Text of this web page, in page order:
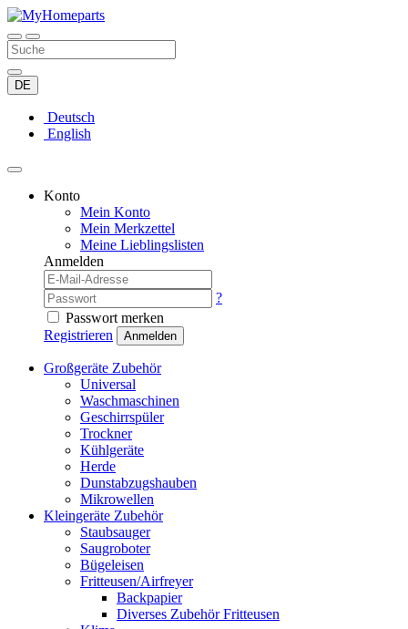
DE
Deutsch
English
Konto
Mein Konto
Mein Merkzettel
Meine Lieblingslisten
Anmelden
?
Passwort merken
Registrieren
Anmelden
Großgeräte Zubehör
Universal
Waschmaschinen
Geschirrspüler
Trockner
Kühlgeräte
Herde
Dunstabzugshauben
Mikrowellen
Kleingeräte Zubehör
Staubsauger
Saugroboter
Bügeleisen
Fritteusen/Airfreyer
Backpapier
Diverses Zubehör Fritteusen